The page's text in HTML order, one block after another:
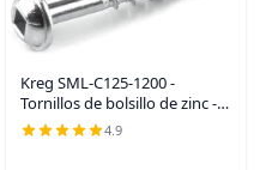
Kreg SML-C125-1200 -
Tornillos de bolsillo de zinc -
1-1/4 pulgadas - Rosca
gruesa - Cabeza Maxi-Loc -
4.9